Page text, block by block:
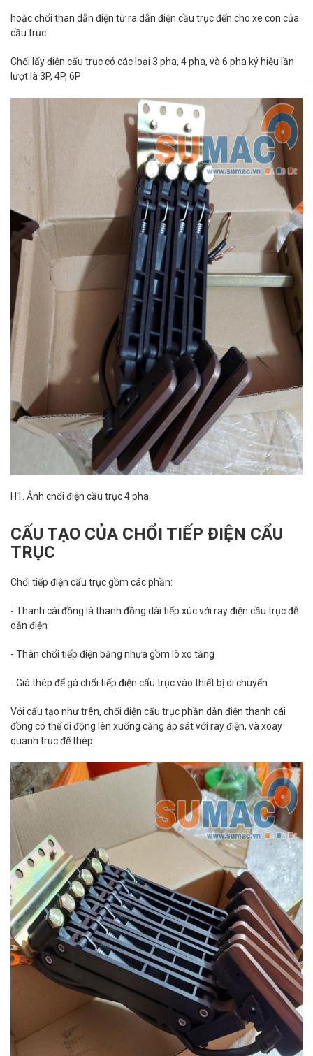
hoặc chổi than dẫn điện từ ra dẫn điện cầu trục đến cho xe con của
cầu trục
Chổi lấy điện cẩu trục có các loại 3 pha, 4 pha, và 6 pha ký hiệu lần
lượt là 3P, 4P, 6P
H1. Ảnh chổi điện cầu trục 4 pha
CẤU TẠO CỦA CHỔI TIẾP ĐIỆN CẨU
TRỤC
Chổi tiếp điện cẩu trục gồm các phần:
- Thanh cái đồng là thanh đồng dài tiếp xúc với ray điện cầu trục đễ
dẫn điện
- Thân chổi tiếp điện bằng nhựa gồm lò xo tăng
- Giá thép để gá chổi tiếp điện cẩu trục vào thiết bị di chuyển
Với cấu tạo như trên, chổi điện cẩu trục phần dẫn điện thanh cái
đồng có thể di động lên xuống căng áp sát với ray điện, và xoay
quanh trục đế thép